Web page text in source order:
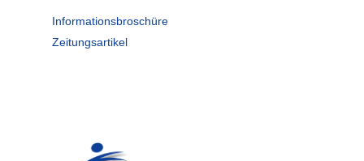
Informationsbroschüre
Zeitungsartikel